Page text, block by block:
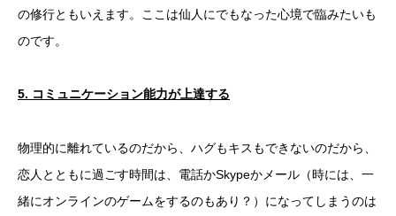
の修行ともいえます。ここは仙人にでもなった心境で臨みたいも
のです。
5. コミュニケーション能力が上達する
物理的に離れているのだから、ハグもキスもできないのだから、
恋人とともに過ごす時間は、電話かSkypeかメール（時には、一
緒にオンラインのゲームをするのもあり？）になってしまうのは